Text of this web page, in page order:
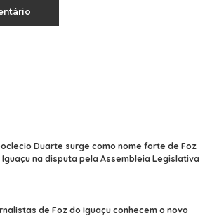
Duarte surge como nome forte de Foz
Iguaçu na disputa pela Assembleia Legislativa
de Foz do Iguaçu conhecem o novo